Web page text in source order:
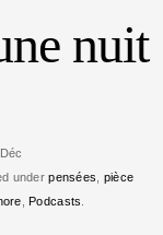
nuit
underpensées
pièce
Podcasts